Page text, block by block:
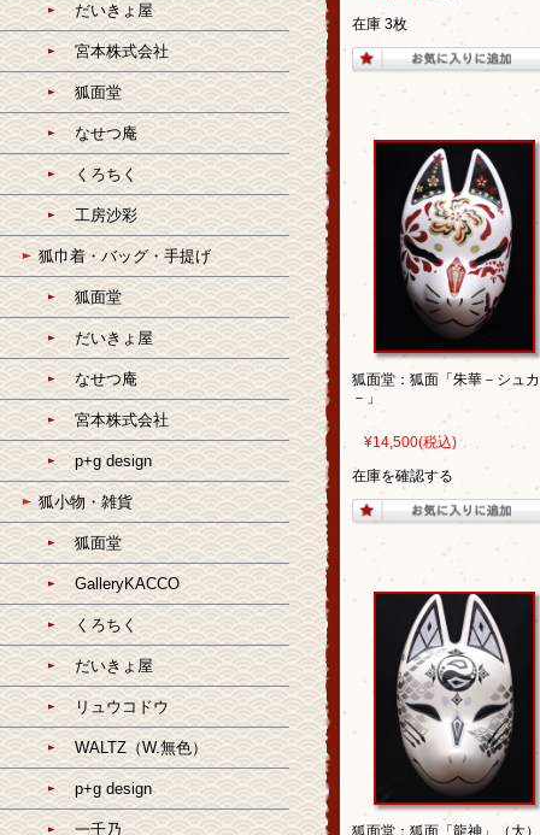
在庫 3枚
狐面堂：狐面「朱華－シュカ
－」
¥14,500(税込)
在庫を確認する
狐面堂：狐面「龍神」（大）
だいきょ屋
宮本株式会社
狐面堂
なせつ庵
くろちく
工房沙彩
狐巾着・バッグ・手提げ
狐面堂
だいきょ屋
なせつ庵
宮本株式会社
p+g design
狐小物・雑貨
狐面堂
GalleryKACCO
くろちく
だいきょ屋
リュウコドウ
WALTZ（W.無色）
p+g design
一千乃